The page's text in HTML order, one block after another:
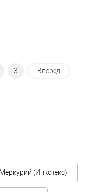
3 Вперед
Меркурий (Инкотекс)